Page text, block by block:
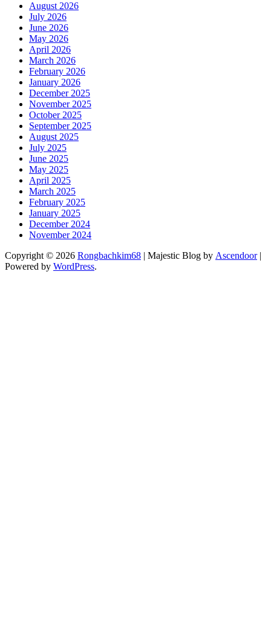
August 2026
July 2026
June 2026
May 2026
April 2026
March 2026
February 2026
January 2026
December 2025
November 2025
October 2025
September 2025
August 2025
July 2025
June 2025
May 2025
April 2025
March 2025
February 2025
January 2025
December 2024
November 2024
Copyright © 2026 Rongbachkim68 | Majestic Blog by Ascendoor|
Powered by WordPress.